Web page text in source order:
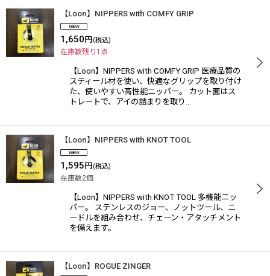
【Loon】NIPPERS with COMFY GRIP
1,650 円 (税込)
在庫数残り1点
【Loon】NIPPERS with COMFY GRIP 医療品質の
スティール材を使い、快適なグリップを取り付け
た、使いやすい高性能ニッパー。 カット面はス
トレートで、アイの詰まりを取り…
【Loon】NIPPERS with KNOT TOOL
1,595 円 (税込)
在庫数2個
【Loon】NIPPERS with KNOT TOOL 多機能ニッ
パー。 ステンレスのジョー、ノットツール、ニ
ードルを組み合わせ、チェーン・アタッチメント
を備えます。
【Loon】ROGUE ZINGER